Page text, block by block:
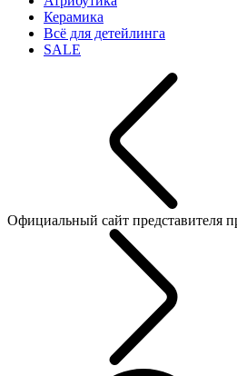
Керамика
Всё для детейлинга
SALE
Официальный сайт представителя